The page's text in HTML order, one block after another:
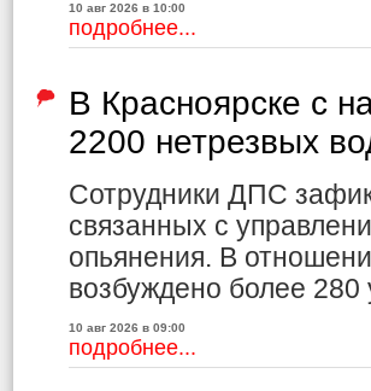
10 авг 2026 в 10:00
подробнее...
В Красноярске с
2200 нетрезвых
Сотрудники ДПС
связанных с
опьянения. В
возбуждено более 280
10 авг 2026 в 09:00
подробнее...